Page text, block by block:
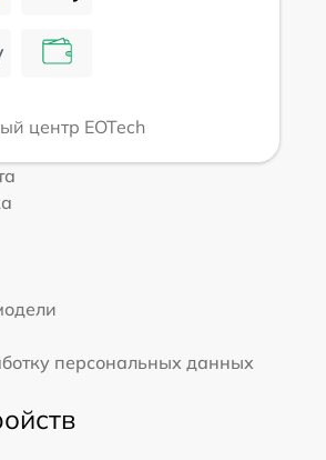
центр EOTech
персональных данных